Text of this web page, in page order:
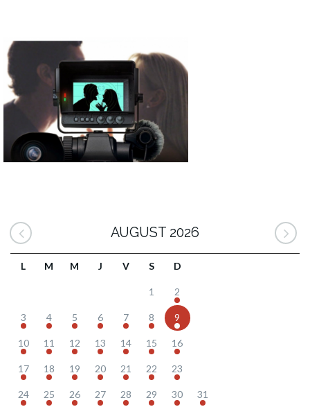
AUGUST 2026
L M M J V S D
1 2
3 4 5 6 7 8 9
10 11 12 13 14 15 16
17 18 19 20 21 22 23
24 25 26 27 28 29 30 31